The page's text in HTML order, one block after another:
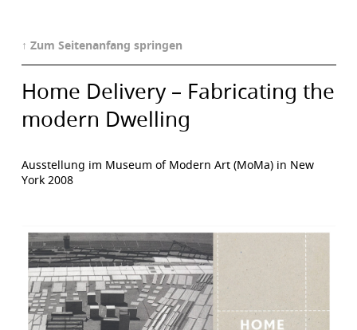
↑ Zum Seitenanfang springen
Home Delivery – Fabricating the
modern Dwelling
Ausstellung im Museum of Modern Art (MoMa) in New
York 2008